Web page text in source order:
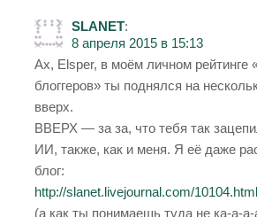
SLANET:
8 апреля 2015 в 15:13
Ах, Elsper, в моём личном рейтинге
блоггеров» ты поднялся на
вверх.
ВВЕРХ — за за, что тебя так
ИИ, также, как и меня. Я её даже
блог:
http://slanet.livejournal.com/10104.html
(а как ты понимаешь туда не ка-а-